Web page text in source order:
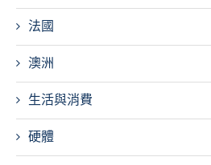
法國
澳洲
生活與消費
硬體